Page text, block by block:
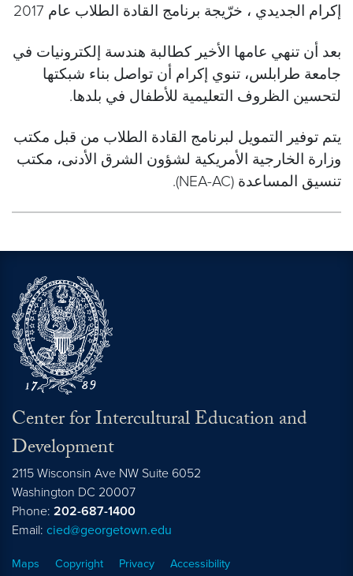
إكرام الجديدي ، خرّيجة برنامج القادة الطلاب عام 2017
بعد أن تنهي عامها الأخير كطالبة هندسة إلكترونيات في
جامعة طرابلس، تنوي إكرام أن تواصل بناء شبكتها
لتحسين الظروف التعليمية للأطفال في بلدها.
يتم توفير التمويل لبرنامج القادة الطلاب من قبل مكتب
وزارة الخارجية الأمريكية لشؤون الشرق الأدنى، مكتب
تنسيق المساعدة (NEA-AC).
Center for Intercultural Education and
Development
2115 Wisconsin Ave NW Suite 6052
Washington DC 20007
Phone: 202-687-1400
Email: cied@georgetown.edu
Maps Copyright Privacy
Accessibility